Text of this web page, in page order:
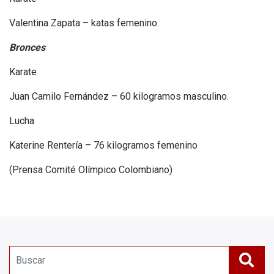
Valentina Zapata – katas femenino.
Bronces
Karate
Juan Camilo Fernández – 60 kilogramos masculino.
Lucha
Katerine Rentería – 76 kilogramos femenino
(Prensa Comité Olímpico Colombiano)